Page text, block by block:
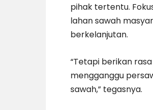
pihak tertentu.
lahan sawah
berkelanjutan.
“Tetapi berikan
mengganggu
sawah,” tegasnya.